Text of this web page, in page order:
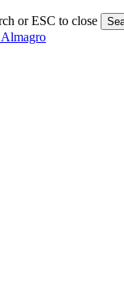
or ESC to close